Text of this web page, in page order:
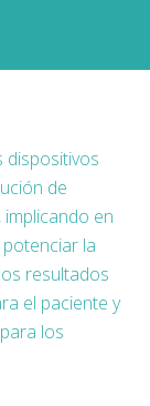
dispositivos
de
en
la
resultados
el paciente y
los